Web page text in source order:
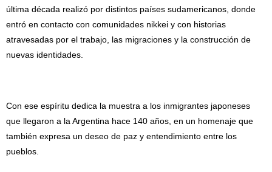
última década realizó por distintos países sudamericanos, donde
entró en contacto con comunidades nikkei y con historias
atravesadas por el trabajo, las migraciones y la construcción de
nuevas identidades.
Con ese espíritu dedica la muestra a los inmigrantes japoneses
que llegaron a la Argentina hace 140 años, en un homenaje que
también expresa un deseo de paz y entendimiento entre los
pueblos.